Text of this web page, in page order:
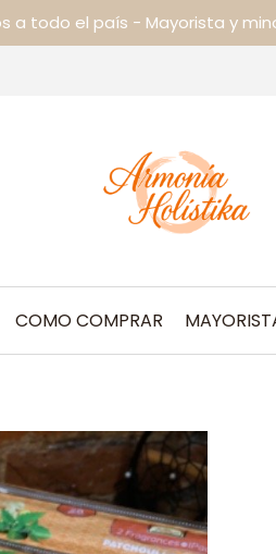
el país - Mayorista y
COMO COMPRAR